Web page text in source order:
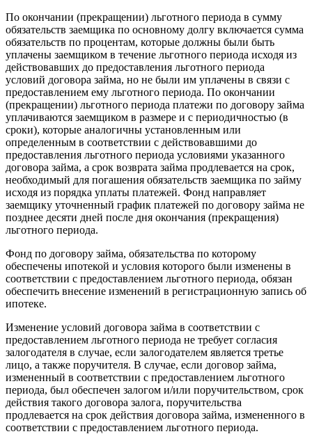
По окончании (прекращении) льготного периода в сумму
обязательств заемщика по основному долгу включается сумма
обязательств по процентам, которые должны были быть
уплачены заемщиком в течение льготного периода исходя из
действовавших до предоставления льготного периода
условий договора займа, но не были им уплачены в связи с
предоставлением ему льготного периода. По окончании
(прекращении) льготного периода платежи по договору займа
уплачиваются заемщиком в размере и с периодичностью (в
сроки), которые аналогичны установленным или
определенным в соответствии с действовавшими до
предоставления льготного периода условиями указанного
договора займа, а срок возврата займа продлевается на срок,
необходимый для погашения обязательств заемщика по займу
исходя из порядка уплаты платежей. Фонд направляет
заемщику уточненный график платежей по договору займа не
позднее десяти дней после дня окончания (прекращения)
льготного периода.
Фонд по договору займа, обязательства по которому
обеспечены ипотекой и условия которого были изменены в
соответствии с предоставлением льготного периода, обязан
обеспечить внесение изменений в регистрационную запись об
ипотеке.
Изменение условий договора займа в соответствии с
предоставлением льготного периода не требует согласия
залогодателя в случае, если залогодателем является третье
лицо, а также поручителя. В случае, если договор займа,
измененный в соответствии с предоставлением льготного
периода, был обеспечен залогом и/или поручительством, срок
действия такого договора залога, поручительства
продлевается на срок действия договора займа, измененного в
соответствии с предоставлением льготного периода.